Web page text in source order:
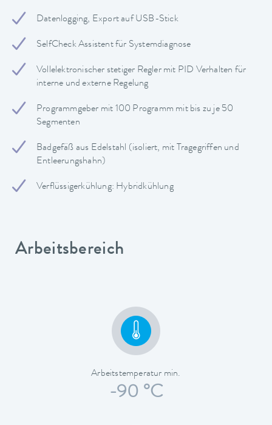
Datenlogging, Export auf USB-Stick
SelfCheck Assistent für Systemdiagnose
Vollelektronischer stetiger Regler mit PID Verhalten für
interne und externe Regelung
Programmgeber mit 100 Programm mit bis zu je 50
Segmenten
Badgefäß aus Edelstahl (isoliert, mit Tragegriffen und
Entleerungshahn)
Verflüssigerkühlung: Hybridkühlung
Arbeitsbereich
Arbeitstemperatur min.
-90 °C